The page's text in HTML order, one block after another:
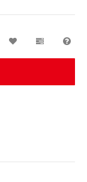
Wunschzettel